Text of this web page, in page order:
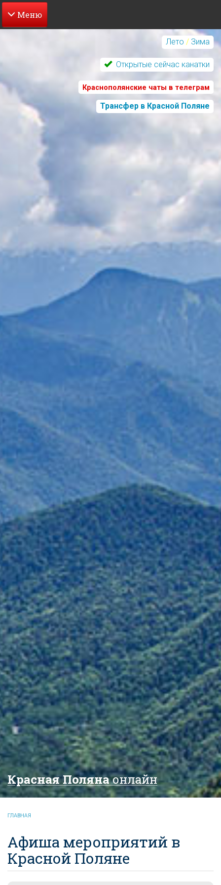
Перейти
содержанию
Лето / Зима
Открытые сейчас канатки
Краснополянские чаты в телеграм
Трансфер в Красной Поляне
Красная Полянаонлайн
ГЛАВНАЯ
Афиша мероприятий в
Красной Поляне